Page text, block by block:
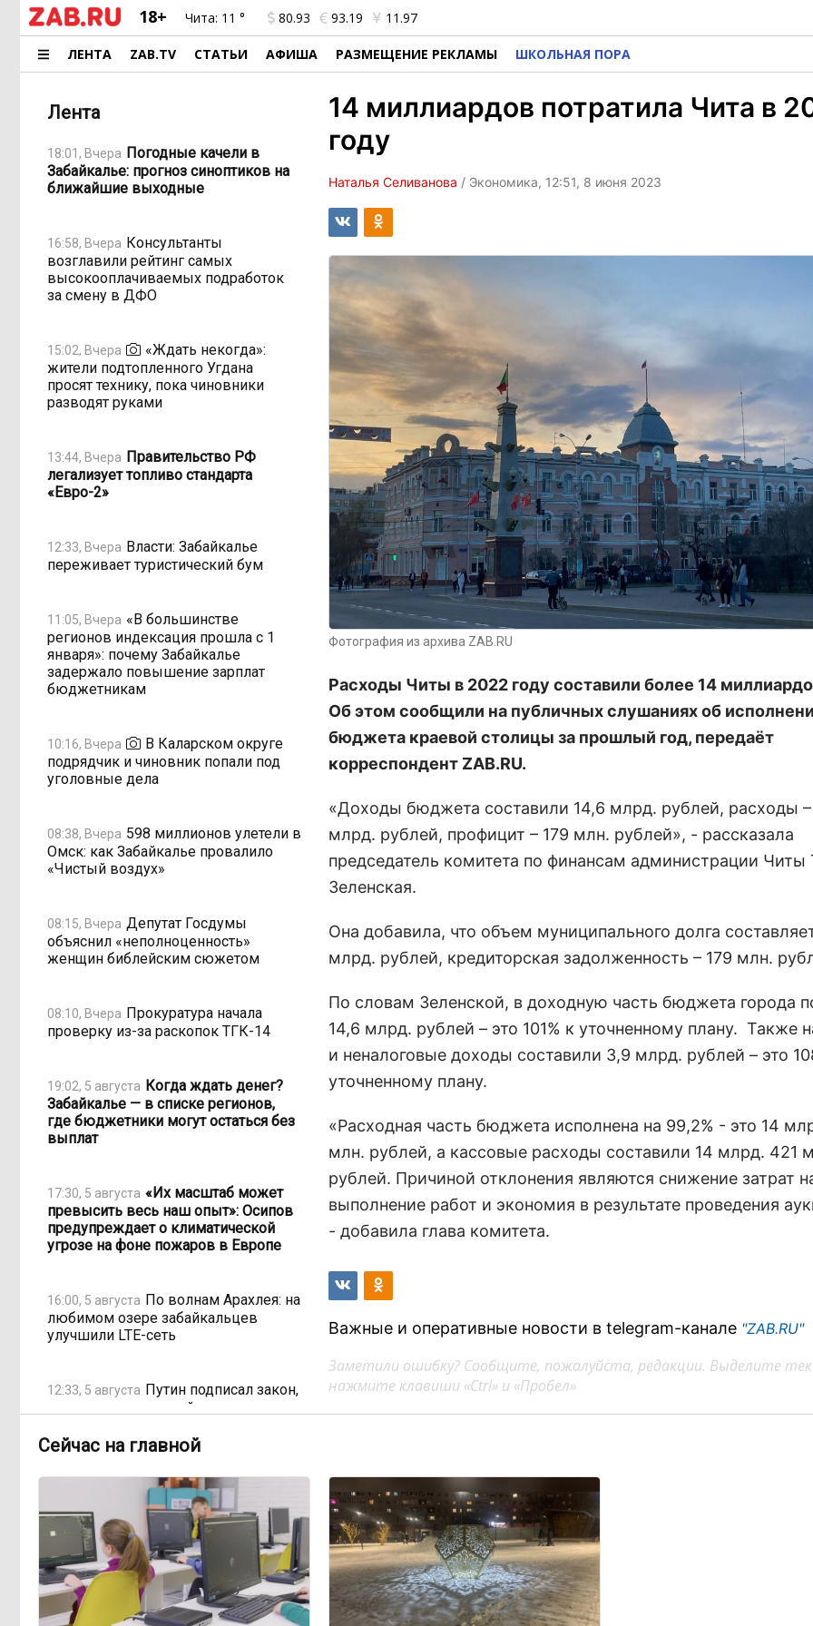
18+ Чита: 11 ° 80.93 93.19 11.97
ЛЕНТА ZAB.TV СТАТЬИ АФИША РАЗМЕЩЕНИЕ РЕКЛАМЫ ШКОЛЬНАЯ ПОРА
Лента
18:01, Вчера Погодные качели в
Забайкалье: прогноз синоптиков на
ближайшие выходные
16:58, Вчера Консультанты
возглавили рейтинг самых
высокооплачиваемых подработок
за смену в ДФО
15:02, Вчера
«Ждать некогда»:
жители подтопленного Угдана
просят технику, пока чиновники
разводят руками
13:44, Вчера Правительство РФ
легализует топливо стандарта
«Евро-2»
12:33, Вчера Власти: Забайкалье
переживает туристический бум
11:05, Вчера «В большинстве
регионов индексация прошла с 1
января»: почему Забайкалье
задержало повышение зарплат
бюджетникам
10:16, Вчера
В Каларском округе
подрядчик и чиновник попали под
уголовные дела
08:38, Вчера 598 миллионов улетели в
Омск: как Забайкалье провалило
«Чистый воздух»
08:15, Вчера Депутат Госдумы
объяснил «неполноценность»
женщин библейским сюжетом
08:10, Вчера Прокуратура начала
проверку из-за раскопок ТГК-14
19:02, 5 августа Когда ждать денег?
Забайкалье — в списке регионов,
где бюджетники могут остаться без
выплат
17:30, 5 августа «Их масштаб может
превысить весь наш опыт»: Осипов
предупреждает о климатической
угрозе на фоне пожаров в Европе
16:00, 5 августа По волнам Арахлея: на
любимом озере забайкальцев
улучшили LTE-сеть
12:33, 5 августа Путин подписал закон,
вдвое расширяющий основания для
12:32, 5 августа Читинская
администрация хочет
отремонтировать кабинет за 6,8
миллиона: что скрывает смета?
11:47, 5 августа «Нефтемаркет»
отвечает: региональные власти
неточно изложили ситуацию с
14 миллиардов потратила Чита в
году
Наталья Селиванова / Экономика, 12:51, 8 июня 2023
Фотография из архива ZAB.RU
Расходы Читы в 2022 году составили более 14
Об этом сообщили на публичных слушаниях об
бюджета краевой столицы за прошлый год, передаёт
корреспондент ZAB.RU.
«Доходы бюджета составили 14,6 млрд. рублей, расходы
млрд. рублей, профицит – 179 млн. рублей», - рассказала
председатель комитета по финансам администрации Читы
Зеленская.
Она добавила, что объем муниципального долга
млрд. рублей, кредиторская задолженность – 179 млн.
По словам Зеленской, в доходную часть бюджета города
14,6 млрд. рублей – это 101% к уточненному плану. Также
и неналоговые доходы составили 3,9 млрд. рублей – это
уточненному плану.
«Расходная часть бюджета исполнена на 99,2% - это 14
млн. рублей, а кассовые расходы составили 14 млрд. 421
рублей. Причиной отклонения являются снижение затрат
выполнение работ и экономия в результате проведения
- добавила глава комитета.
Важные и оперативные новости в telegram-канале "ZAB.RU"
Заметили ошибку? Сообщите, пожалуйста, редакции. Выделите
нажмите клавиши «Ctrl» и «Пробел»
Сейчас на главной